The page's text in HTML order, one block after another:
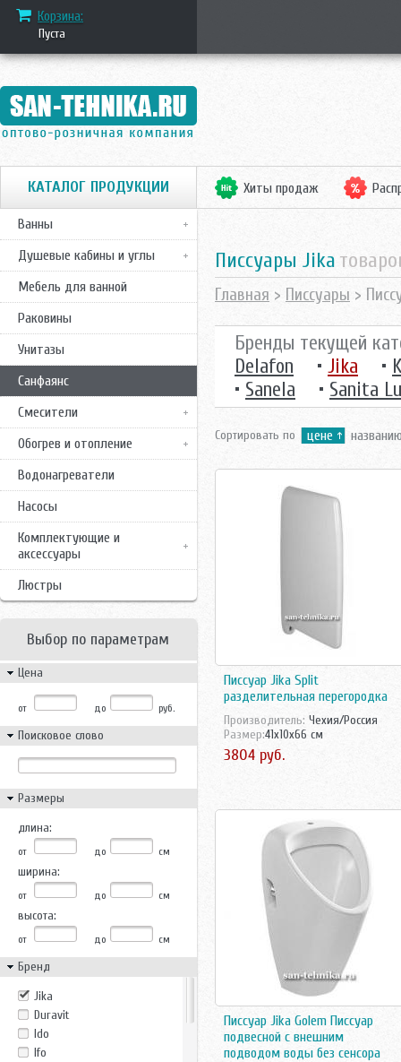
Корзина:
Пуста
КАТАЛОГ ПРОДУКЦИИ
Ванны
Душевые кабины и углы
Мебель для ванной
Раковины
Унитазы
Санфаянс
Смесители
Обогрев и отопление
Водонагреватели
Насосы
Комплектующие и
аксессуары
Люстры
Выбор по параметрам
Цена
от до руб.
Поисковое слово
Размеры
длина:
от до см
ширина:
от до см
высота:
от до см
Бренд
Jika
Duravit
Ido
Ifo
Хиты продаж
писсуары Jika
Главная > Писсуары >
Бренды текущей
Delafon
• Jika •
• Sanela • Sanita
Сортировать по цене
Писсуар Jika Split
разделительная перегородка
Производитель: Чехия/Россия
Размер:41x10x66 см
3804 руб.
Писсуар Jika Golem Писсуар
подвесной с внешним
подводом воды без сенсора